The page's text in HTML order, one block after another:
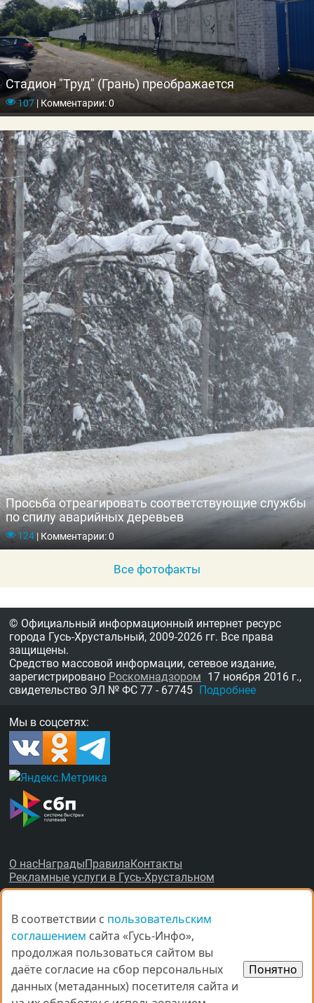
Стадион "Труд" (Грань) преображается
107|Комментарии: 0
Просьба отреагировать соответствующие службы
по спилу аварийных деревьев
124 |Комментарии: 0
Все фотофакты
© Официальный информационный интернет ресурс
города Гусь-Хрустальный, 2009-2026 гг. Все права
защищены.
Средство массовой информации, сетевое издание,
зарегистрировано Роскомнадзором 17 ноября 2016 г.,
свидетельство ЭЛ № ФС 77 - 67745 Подробнее
Мы в соцсетях:
О насНаграды Правила Контакты
Рекламные услуги в Гусь-Хрустальном
© Все права защищены.
При копировании материалов ссыл­ка наgus-info.ru
В соответствии с пользовательским
соглашением сайта «Гусь-Инфо»,
продолжая пользоваться сайтом вы
даёте согласие на сбор персональных
данных (метаданных) посетителя сайта и
Понятно
В соответствии с пользовательским
соглашением сайта «Гусь-Инфо»,
продолжая пользоваться сайтом вы
даёте согласие на сбор персональных
данных (метаданных) посетителя сайта и
Понятно